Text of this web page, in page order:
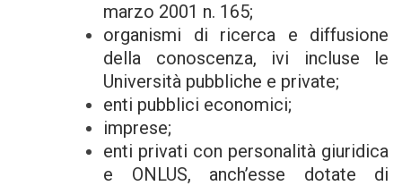
marzo 2001 n. 165;
organismi di ricerca e diffusione
della conoscenza, ivi incluse le
Università pubbliche e private;
enti pubblici economici;
imprese;
enti privati con personalità giuridica
e ONLUS, anch’esse dotate di